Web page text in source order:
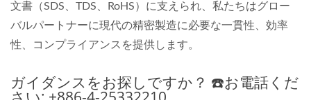
文書（SDS、TDS、RoHS）に支えられ、私たちはグロー
バルパートナーに現代の精密製造に必要な一貫性、効率
性、コンプライアンスを提供します。
ガイダンスをお探しですか？ ☎️お電話くだ